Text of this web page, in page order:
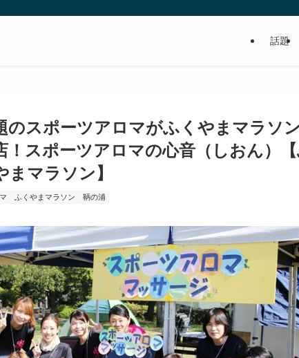
話題
のスポーツアロマがふくやまマラソ
！スポーツアロマの心音（しおん）
まマラソン】
ふくやまマラソン 鞆の浦
食べるの好き！写真や動画も撮るよ！って